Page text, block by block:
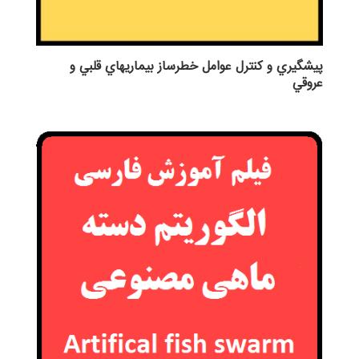
پيشگيري و كنترل عوامل خطرساز بيماريهاي قلبي و
عروقي